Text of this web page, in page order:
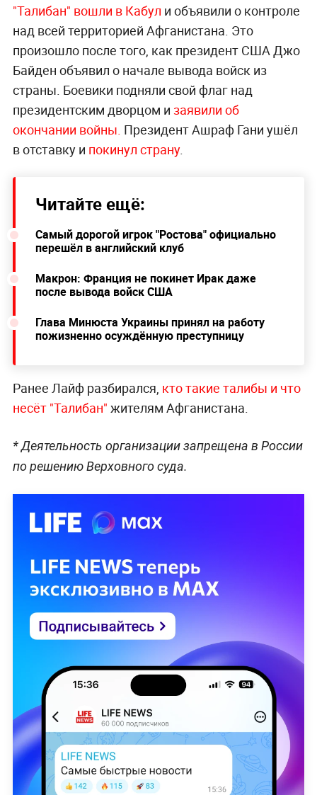
"Талибан" вошли в Кабул и объявили о контроле
над всей территорией Афганистана. Это
произошло после того, как президент США Джо
Байден объявил о начале вывода войск из
страны. Боевики подняли свой флаг над
президентским дворцом и заявили об
окончании войны. Президент Ашраф Гани ушёл
в отставку и покинул страну.
Читайте ещё:
Самый дорогой игрок "Ростова" официально
перешёл в английский клуб
Макрон: Франция не покинет Ирак даже
после вывода войск США
Глава Минюста Украины принял на работу
пожизненно осуждённую преступницу
Ранее Лайф разбирался, кто такие талибы и что
несёт "Талибан" жителям Афганистана.
* Деятельность организации запрещена в России
по решению Верховного суда.